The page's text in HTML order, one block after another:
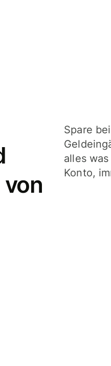
Spare
alles
Konto,